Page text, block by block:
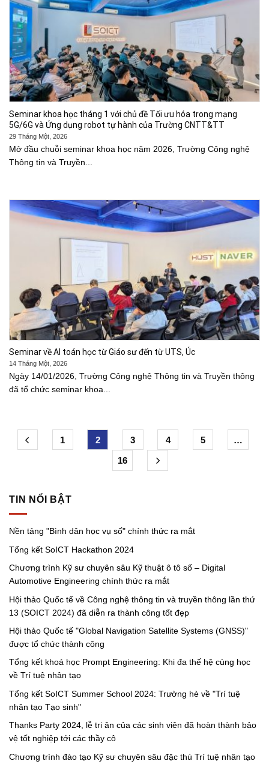
Seminar khoa học tháng 1 với chủ đề Tối ưu hóa trong mạng
5G/6G và Ứng dụng robot tự hành của Trường CNTT&TT
29 Tháng Một, 2026
Mở đầu chuỗi seminar khoa học năm 2026, Trường Công nghệ
Thông tin và Truyền...
Seminar về AI toán học từ Giáo sư đến từ UTS, Úc
14 Tháng Một, 2026
Ngày 14/01/2026, Trường Công nghệ Thông tin và Truyền thông
đã tổ chức seminar khoa...
1 2 3 4 5 …
16
TIN NỔI BẬT
Nền tảng "Bình dân học vụ số" chính thức ra mắt
Tổng kết SoICT Hackathon 2024
Chương trình Kỹ sư chuyên sâu Kỹ thuật ô tô số – Digital
Automotive Engineering chính thức ra mắt
Hội thảo Quốc tế về Công nghệ thông tin và truyền thông lần thứ
13 (SOICT 2024) đã diễn ra thành công tốt đẹp
Hội thảo Quốc tế "Global Navigation Satellite Systems (GNSS)"
được tổ chức thành công
Tổng kết khoá học Prompt Engineering: Khi đa thế hệ cùng học
về Trí tuệ nhân tạo
Tổng kết SoICT Summer School 2024: Trường hè về "Trí tuệ
nhân tạo Tạo sinh"
Thanks Party 2024, lễ tri ân của các sinh viên đã hoàn thành bảo
vệ tốt nghiệp tới các thầy cô
Chương trình đào tạo Kỹ sư chuyên sâu đặc thù Trí tuệ nhân tạo